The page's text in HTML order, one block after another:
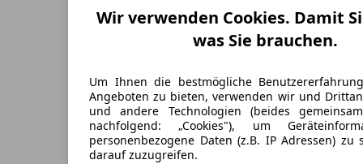
Wir verwenden Cookies. Damit
was Sie brauchen.
Um Ihnen die bestmögliche
Angeboten zu bieten, verwenden wir und
und andere Technologien (beides
nachfolgend: „Cookies"), um
personenbezogene Daten (z.B. IP Adressen) zu
darauf zuzugreifen.